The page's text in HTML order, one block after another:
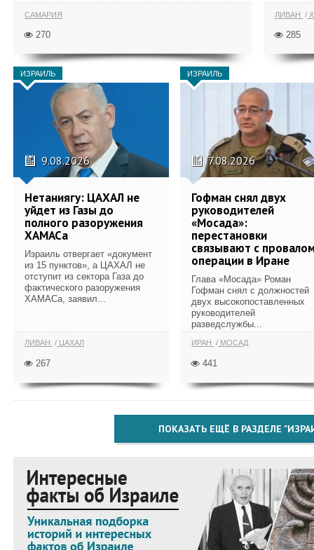
САМАРИЯ
270
ЛИВАН
285
ИЗРАИЛЬ
9.08.2026
Нетаниягу: ЦАХАЛ не
уйдет из Газы до
полного разоружения
ХАМАСа
Израиль отвергает «документ
из 15 пунктов», а ЦАХАЛ не
отступит из сектора Газа до
фактического разоружения
ХАМАСа, заявил...
ЛИВАН ЦАХАЛ
267
ИЗРАИЛЬ
7.08.2026
Гофман снял двух
руководителей
«Мосада»:
перестановки
связывают с
операции в Иране
Глава «Мосада» Роман
Гофман снял с должностей
двух высокопоставленных
руководителей
разведслужбы...
ИРАН МОСАД
441
ПОКАЗАТЬ ЕЩЁ В РАЗДЕЛЕ